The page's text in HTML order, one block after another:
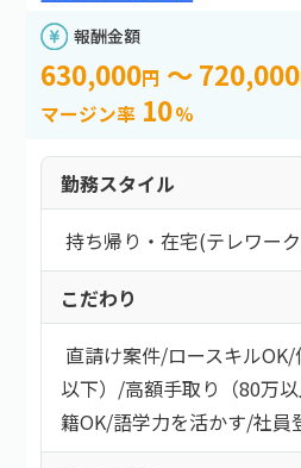
エリアを選択する
報酬金額
必要スキル
必要スキルを選択する
ネットワーク： ロードバランサー
報酬金額
630,000円 ～ 720,000
マージン率 10%
勤務スタイル
持ち帰り・在宅(テレワー
こだわり
直請け案件/ロースキルOK/
以下） /高額手取り（80万以
籍OK/語学力を活かす/社員